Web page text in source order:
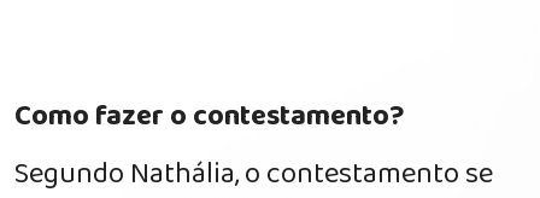
Como fazer o contestamento?
Segundo Nathália, o contestamento se